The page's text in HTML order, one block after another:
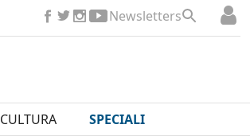
Newsletters
CULTURA SPECIALI